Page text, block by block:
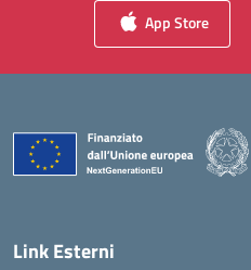
App Store
Link Esterni